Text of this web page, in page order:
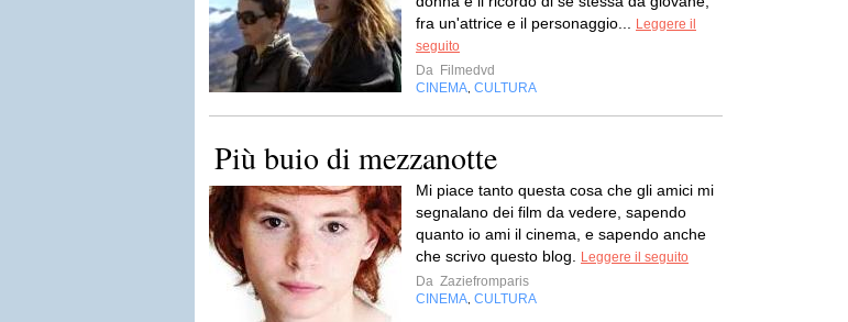
fra un'attrice e il personaggio...
Leggere il
seguito
Da Filmedvd
CINEMA CULTURA
Più buio di mezzanotte
Mi piace tanto questa cosa che gli amici mi
segnalano dei film da vedere, sapendo
quanto io ami il cinema, e sapendo anche
che scrivo questo blog.
Leggere il seguito
Da Zaziefromparis
CINEMA CULTURA